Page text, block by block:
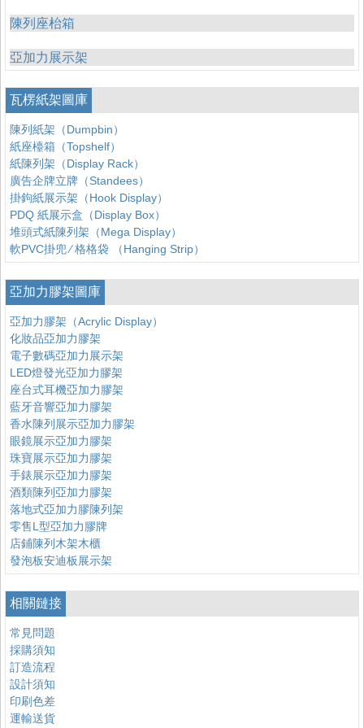
陳列座枱箱
亞加力展示架
瓦楞紙架圖庫
陳列紙架（Dumpbin）
紙座檯箱（Topshelf）
紙陳列架（Display Rack）
廣告企牌立牌（Standees）
掛鉤紙展示架（Hook Display）
PDQ 紙展示盒（Display Box）
堆頭式紙陳列架（Mega Display）
軟PVC掛兜 ∕ 格格袋 （Hanging Strip）
亞加力膠架圖庫
亞加力膠架（Acrylic Display）
化妝品亞加力膠架
電子數碼亞加力展示架
LED燈發光亞加力膠架
座台式耳機亞加力膠架
藍牙音響亞加力膠架
香水陳列展示亞加力膠架
眼鏡展示亞加力膠架
珠寶展示亞加力膠架
手錶展示亞加力膠架
酒類陳列亞加力膠架
落地式亞加力膠陳列架
零售L型亞加力膠牌
店鋪陳列木架木櫃
發泡板安迪板展示架
相關鏈接
常見問題
採購須知
訂造流程
設計須知
印刷色差
運輸送貨